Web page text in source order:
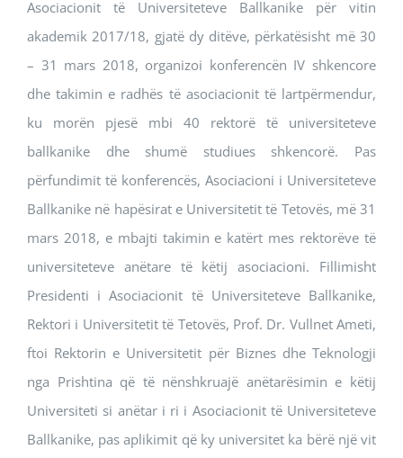
Asociacionit të Universiteteve Ballkanike për vitin
akademik 2017/18, gjatë dy ditëve, përkatësisht më 30
– 31 mars 2018, organizoi konferencën IV shkencore
dhe takimin e radhës të asociacionit të lartpërmendur,
ku morën pjesë mbi 40 rektorë të universiteteve
ballkanike dhe shumë studiues shkencorë. Pas
përfundimit të konferencës, Asociacioni i Universiteteve
Ballkanike në hapësirat e Universitetit të Tetovës, më 31
mars 2018, e mbajti takimin e katërt mes rektorëve të
universiteteve anëtare të këtij asociacioni. Fillimisht
Presidenti i Asociacionit të Universiteteve Ballkanike,
Rektori i Universitetit të Tetovës, Prof. Dr. Vullnet Ameti,
ftoi Rektorin e Universitetit për Biznes dhe Teknologji
nga Prishtina që të nënshkruajë anëtarësimin e këtij
Universiteti si anëtar i ri i Asociacionit të Universiteteve
Ballkanike, pas aplikimit që ky universitet ka bërë një vit